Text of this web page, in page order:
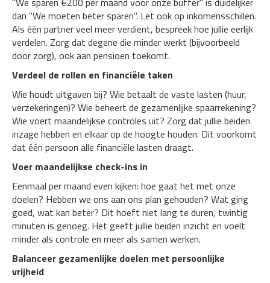
dan "We moeten beter sparen". Let ook op inkomensschillen.
Als één partner veel meer verdient, bespreek hoe jullie eerlijk
verdelen. Zorg dat degene die minder werkt (bijvoorbeeld
door zorg), ook aan pensioen toekomt.
Verdeel de rollen en financiële taken
Wie houdt uitgaven bij? Wie betaalt de vaste lasten (huur,
verzekeringen)? Wie beheert de gezamenlijke spaarrekening?
Wie voert maandelijkse controles uit? Zorg dat jullie beiden
inzage hebben en elkaar op de hoogte houden. Dit voorkomt
dat één persoon alle financiële lasten draagt.
Voer maandelijkse check-ins in
Eenmaal per maand even kijken: hoe gaat het met onze
doelen? Hebben we ons aan ons plan gehouden? Wat ging
goed, wat kan beter? Dit hoeft niet lang te duren, twintig
minuten is genoeg. Het geeft jullie beiden inzicht en voelt
minder als controle en meer als samen werken.
Balanceer gezamenlijke doelen met persoonlijke
vrijheid